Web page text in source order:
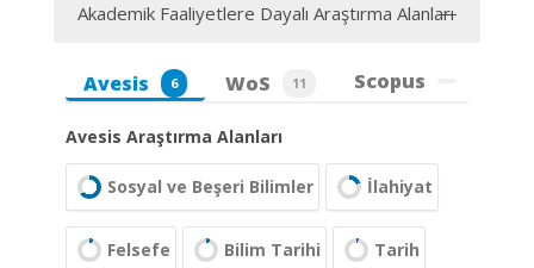
Akademik Faaliyetlere Dayalı Araştırma Alanları
Avesis 6 WoS 11 Scopus
Avesis Araştırma Alanları
Sosyal ve Beşeri Bilimler İlahiyat
Felsefe Bilim Tarihi Tarih